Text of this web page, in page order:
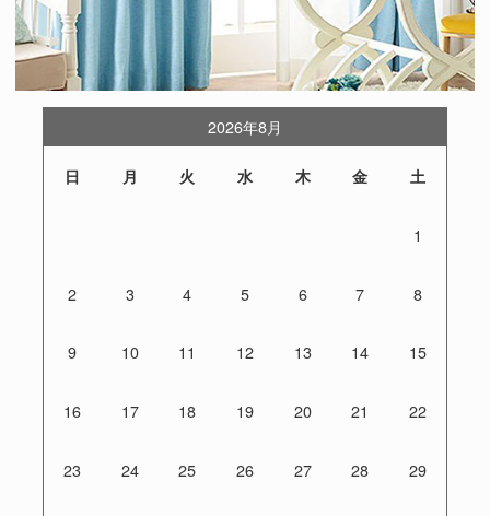
2026年8月
日 月 火 水 木 金 土
1
2 3 4 5 6 7 8
9 10 11 12 13 14 15
16 17 18 19 20 21 22
23 24 25 26 27 28 29